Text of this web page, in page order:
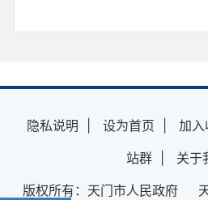
隐私说明 设为首页 加入
站群
关于
版权所有：天门市人民政府